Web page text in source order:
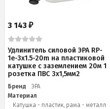
3 143 ₽
Удлинитель силовой ЭРА RP-
1e-3x1.5-20m на пластиковой
катушке c заземлением 20м 1
розетка ПВС 3х1,5мм2
Бренд
ЭРА
Материал
Катушка - пластик, рама - металл